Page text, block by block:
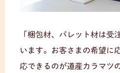
「梱包材、パレット材は受
います。お客さまの希望に
応できるのが道産カラマツ